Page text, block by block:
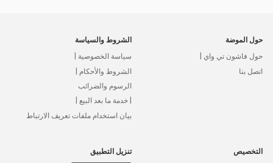
حول الموضة
حول فاشون تي واي |
اتصل بنا
الشروط والسياسة
سياسة الخصوصية |
الشروط والأحكام |
الرسوم والضرائب
| خدمة ما بعد البيع |
بيان استخدام ملفات تعريف الارتباط
التخصيص تنزيل التطبيق